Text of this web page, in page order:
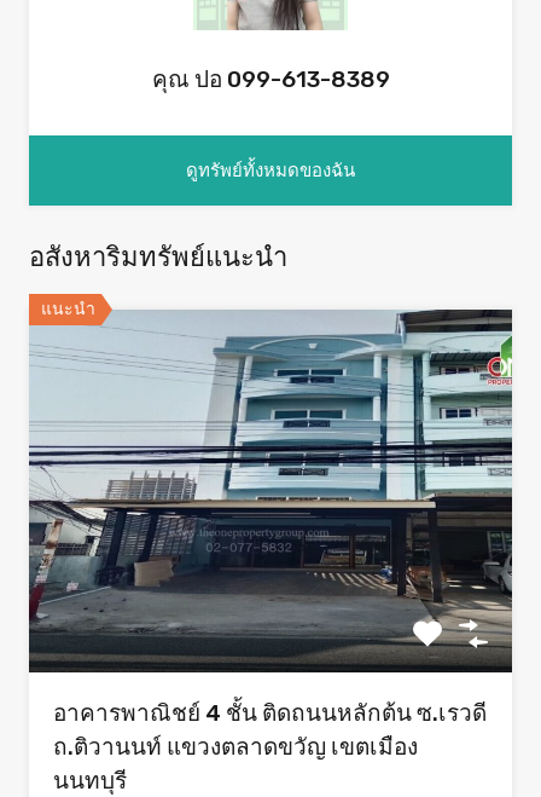
คุณ ปอ 099-613-8389
ดูทรัพย์ทั้งหมดของฉัน
อสังหาริมทรัพย์แนะนำ
แนะนำ
อาคารพาณิชย์ 4 ชั้น ติดถนนหลักต้น ซ.เรวดี
ถ.ติวานนท์ แขวงตลาดขวัญ เขตเมือง
นนทบุรี